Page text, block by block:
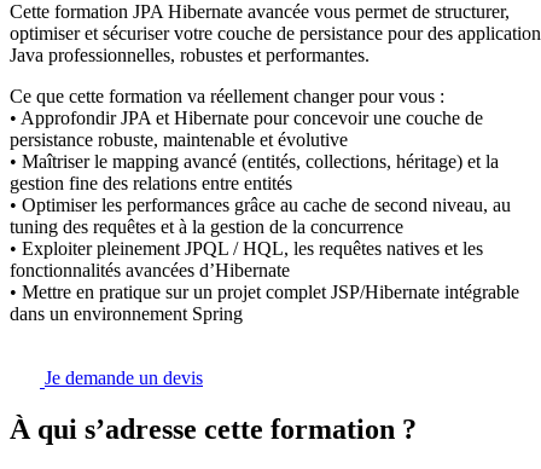
Cette formation JPA Hibernate avancée vous permet de structurer,
optimiser et sécuriser votre couche de persistance pour des
Java professionnelles, robustes et performantes.
Ce que cette formation va réellement changer pour vous :
• Approfondir JPA et Hibernate pour concevoir une couche de
persistance robuste, maintenable et évolutive
• Maîtriser le mapping avancé (entités, collections, héritage) et la
gestion fine des relations entre entités
• Optimiser les performances grâce au cache de second niveau, au
tuning des requêtes et à la gestion de la concurrence
• Exploiter pleinement JPQL / HQL, les requêtes natives et les
fonctionnalités avancées d’Hibernate
• Mettre en pratique sur un projet complet JSP/Hibernate intégrable
dans un environnement Spring
Je demande un devis
À qui s’adresse cette formation ?